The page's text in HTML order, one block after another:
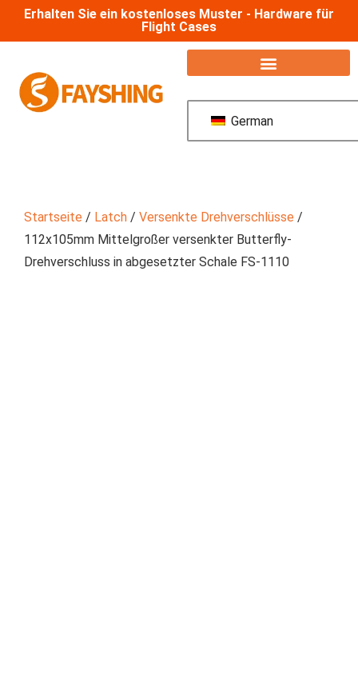
Erhalten Sie ein kostenloses Muster - Hardware für
Flight Cases
German
Startseite / Latch / Versenkte Drehverschlüsse /
112x105mm Mittelgroßer versenkter Butterfly-
Drehverschluss in abgesetzter Schale FS-1110